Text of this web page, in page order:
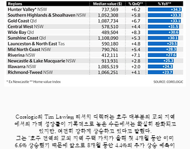
Corelogic의 Tim Lawless 리서치 디렉터는 호주 대부분의 교외 지역
에서의 가격 성장률이 기록적으로 높은 수준에서는 확실히 완화되고
있지만, 여전히 강하게 상승하고 있다고 말했다.
그는 "호주 전역의 교외 지역 주택 가치가 올해 첫 4개월 동안 이미
6.6% 상승했기 때문에 앞으로 8개월 동안 4.4%의 추가 상승 예측이